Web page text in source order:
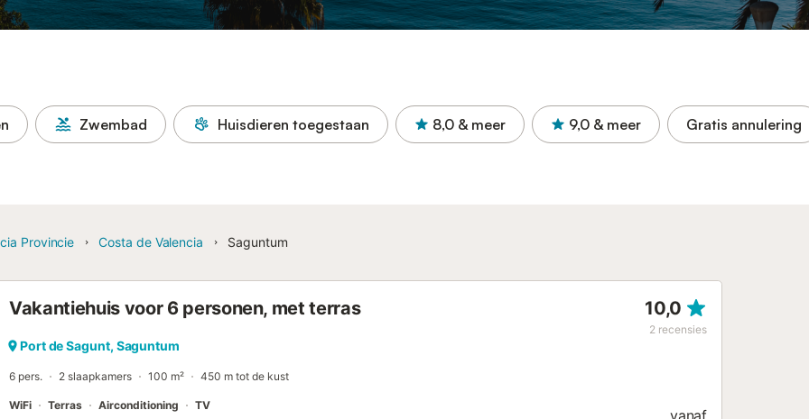
Zwembad Huisdieren toegestaan 8,0 & meer 9,0 & meer Gratis annulering
Provincie Costa de Valencia Saguntum
Vakantiehuis voor 6 personen, met terras 10,0
2 recensies
Port de Sagunt, Saguntum
6 pers. 2 slaapkamers 100 m² 450 m tot de kust
WiFi Terras Airconditioning TV
vanaf